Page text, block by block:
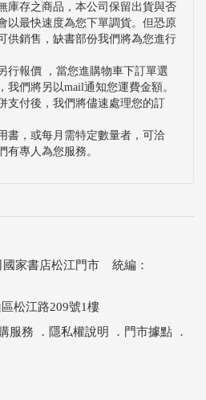
庫存之商品，本公司保留出貨與否
以最快速度為您下單調貨。但恐原
供銷售，缺書部份我們將為您進行
行報價 ，當您進購物車下訂單選
我們將另以mail通知您運費金額。
支付後，我們將儘速處理您的訂
書，或每月需特定數量者，可洽
有專人為您服務。
國家書店松江門市 統編：
松江路209號1樓
服務 ． 隱私權說明 ． 門市據點 ．